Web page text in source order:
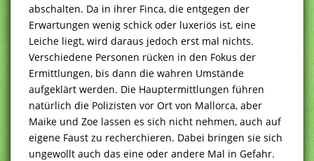
abschalten. Da in ihrer Finca, die entgegen der
Erwartungen wenig schick oder luxeriös ist, eine
Leiche liegt, wird daraus jedoch erst mal nichts.
Verschiedene Personen rücken in den Fokus der
Ermittlungen, bis dann die wahren Umstände
aufgeklärt werden. Die Hauptermittlungen führen
natürlich die Polizisten vor Ort von Mallorca, aber
Maike und Zoe lassen es sich nicht nehmen, auch auf
eigene Faust zu recherchieren. Dabei bringen sie sich
ungewollt auch das eine oder andere Mal in Gefahr.